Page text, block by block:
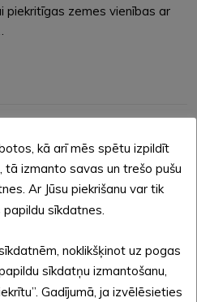
piekritīgas zemes vienības ar
karte
auto pārvietošanās pa
(zaļā gaisma). Cienīsim
darbinieku norādījumiem.
Pasākuma ieeja 5 eur. Biļetes
kā arī pirms katra
kā arī mēs spētu izpildīt
izmanto savas un trešo pušu
Ar Jūsu piekrišanu var tik
sīkdatnes.
noklikšķinot uz pogas
sīkdatņu izmantošanu,
Gadījumā, ja izvēlēsieties